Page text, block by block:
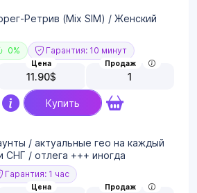
Ретрив (Mix SIM) / Женский
0% Гарантия: 10 минут
Цена
11.90$
Продаж
1
Купить
/ актуальные гео на каждый
СНГ / отлега +++ иногда
Гарантия: 1 час
Цена Продаж